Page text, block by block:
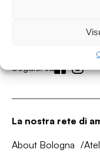
Via degli Orti 63,
IVA: IT03691751204
Seguici su
La nostra rete di
About Bologna